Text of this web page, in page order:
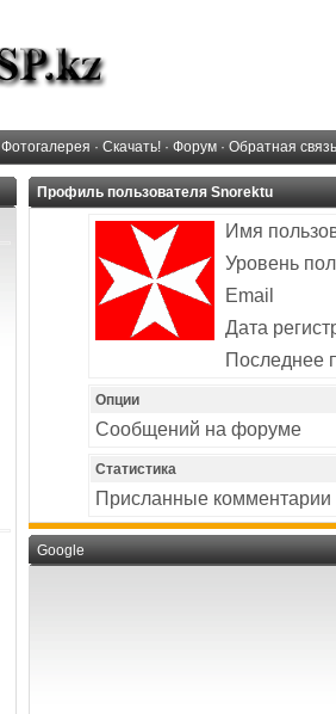
Фотогалерея · Скачать! · Форум · Обратная связь
Профиль пользователя Snorektu
Имя
Уровень
Email
Дата
Последнее
Опции
Сообщений на форуме
Статистика
Присланные комментарии
Google